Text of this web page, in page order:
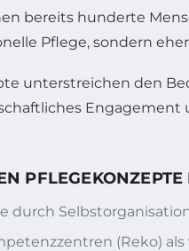
bereits hunderte
Pflege, sondern
unterstreichen den
durch
(Reko)